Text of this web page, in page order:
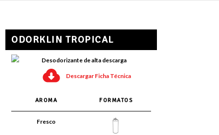
ODORKLIN TROPICAL
Desodorizante de alta descarga
Descargar Ficha Técnica
AROMA FORMATOS
Fresco